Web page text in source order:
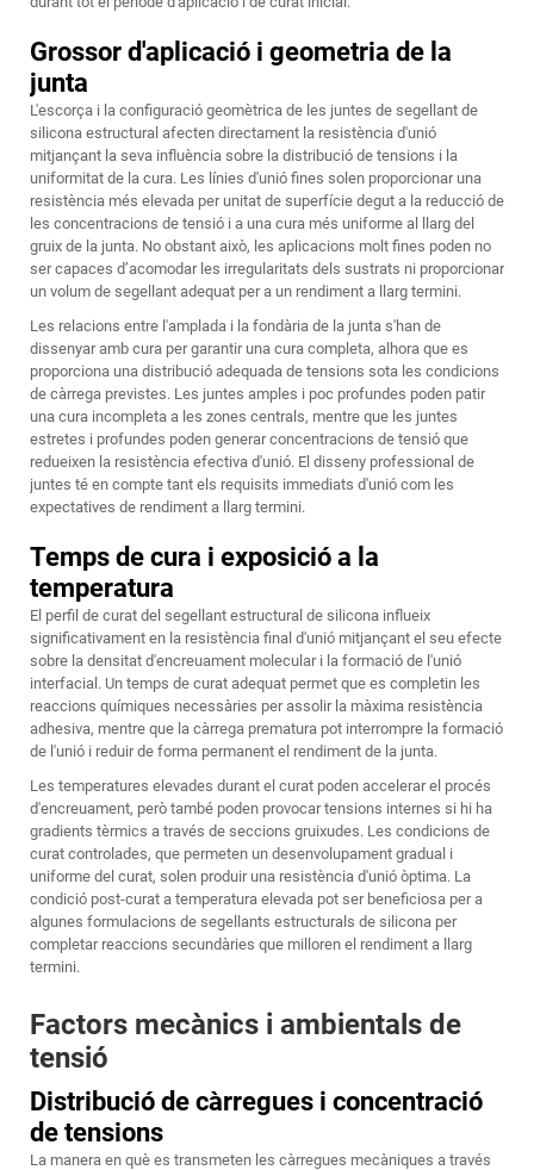
Grossor d'aplicació i geometria de la
junta
L'escorça i la configuració geomètrica de les juntes de segellant de
silicona estructural afecten directament la resistència d'unió
mitjançant la seva influència sobre la distribució de tensions i la
uniformitat de la cura. Les línies d'unió fines solen proporcionar una
resistència més elevada per unitat de superfície degut a la reducció de
les concentracions de tensió i a una cura més uniforme al llarg del
gruix de la junta. No obstant això, les aplicacions molt fines poden no
ser capaces d’acomodar les irregularitats dels sustrats ni proporcionar
un volum de segellant adequat per a un rendiment a llarg termini.
Les relacions entre l'amplada i la fondària de la junta s'han de
dissenyar amb cura per garantir una cura completa, alhora que es
proporciona una distribució adequada de tensions sota les condicions
de càrrega previstes. Les juntes amples i poc profundes poden patir
una cura incompleta a les zones centrals, mentre que les juntes
estretes i profundes poden generar concentracions de tensió que
redueixen la resistència efectiva d'unió. El disseny professional de
juntes té en compte tant els requisits immediats d'unió com les
expectatives de rendiment a llarg termini.
Temps de cura i exposició a la
temperatura
El perfil de curat del segellant estructural de silicona influeix
significativament en la resistència final d'unió mitjançant el seu efecte
sobre la densitat d'encreuament molecular i la formació de l'unió
interfacial. Un temps de curat adequat permet que es completin les
reaccions químiques necessàries per assolir la màxima resistència
adhesiva, mentre que la càrrega prematura pot interrompre la formació
de l'unió i reduir de forma permanent el rendiment de la junta.
Les temperatures elevades durant el curat poden accelerar el procés
d'encreuament, però també poden provocar tensions internes si hi ha
gradients tèrmics a través de seccions gruixudes. Les condicions de
curat controlades, que permeten un desenvolupament gradual i
uniforme del curat, solen produir una resistència d'unió òptima. La
condició post-curat a temperatura elevada pot ser beneficiosa per a
algunes formulacions de segellants estructurals de silicona per
completar reaccions secundàries que milloren el rendiment a llarg
termini.
Factors mecànics i ambientals de
tensió
Distribució de càrregues i concentració
de tensions
La manera en què es transmeten les càrregues mecàniques a través